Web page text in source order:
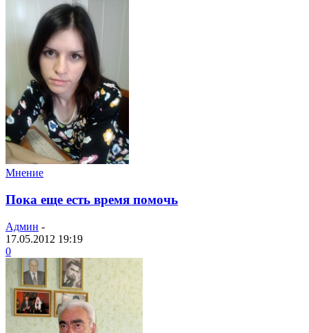
Мнение
Пока еще есть время помочь
Админ -
17.05.2012 19:19
0